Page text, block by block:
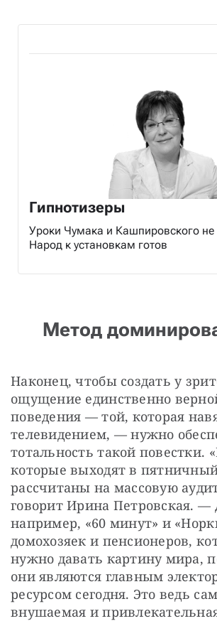
Гипнотизеры
Уроки Чумака и Кашпировского
Народ к установкам готов
Метод
Наконец, чтобы создать у
ощущение единственно
поведения — той, которая
телевидением, — нужно
тотальность такой повестки.
которые выходят в
рассчитаны на массовую
говорит Ирина Петровская. —
например, «60 минут» и
домохозяек и пенсионеров,
нужно давать картину мира,
они являются главным
ресурсом сегодня. Это ведь
внушаемая и